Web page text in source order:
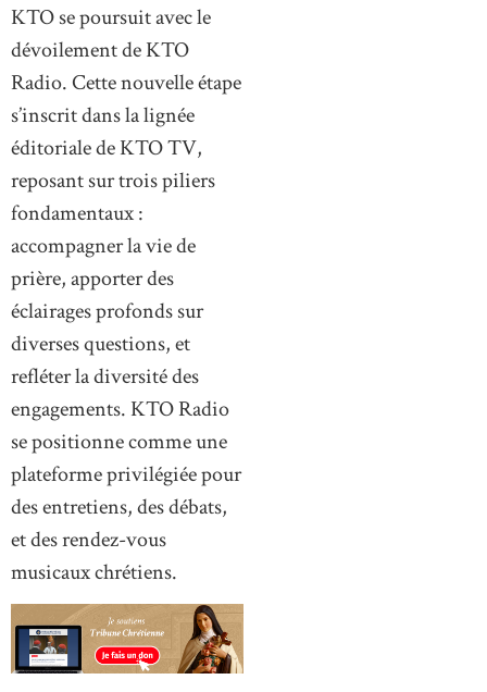
KTO se poursuit avec le
dévoilement de KTO
Radio. Cette nouvelle étape
s’inscrit dans la lignée
éditoriale de KTO TV,
reposant sur trois piliers
fondamentaux :
accompagner la vie de
prière, apporter des
éclairages profonds sur
diverses questions, et
refléter la diversité des
engagements. KTO Radio
se positionne comme une
plateforme privilégiée pour
des entretiens, des débats,
et des rendez-vous
musicaux chrétiens.